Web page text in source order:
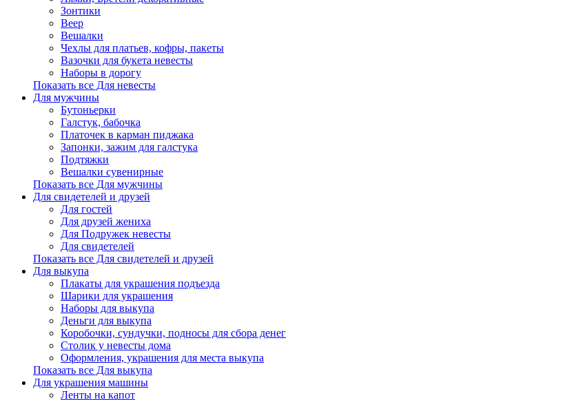
Зонтики
Веер
Вешалки
Чехлы для платьев, кофры, пакеты
Вазочки для букета невесты
Наборы в дорогу
Показать все Для невесты
Для мужчины
Бутоньерки
Галстук, бабочка
Платочек в карман пиджака
Запонки, зажим для галстука
Подтяжки
Вешалки сувенирные
Показать все Для мужчины
Для свидетелей и друзей
Для гостей
Для друзей жениха
Для Подружек невесты
Для свидетелей
Показать все Для свидетелей и друзей
Для выкупа
Плакаты для украшения подъезда
Шарики для украшения
Наборы для выкупа
Деньги для выкупа
Коробочки, сундучки, подносы для сбора денег
Столик у невесты дома
Оформления, украшения для места выкупа
Показать все Для выкупа
Для украшения машины
Ленты на капот